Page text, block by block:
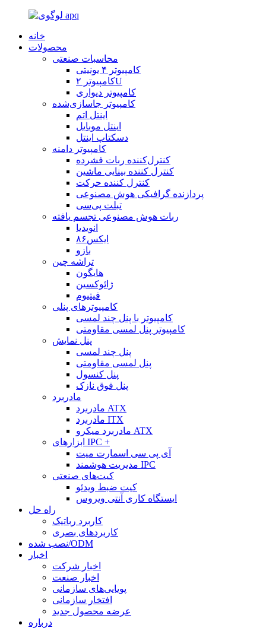
خانه
محصولات
محاسبات صنعتی
کامپیوتر ۴ یونیتی
کامپیوتر ۲U
کامپیوتر دیواری
کامپیوتر جاسازی‌شده
اینتل اتم
اینتل موبایل
دسکتاپ اینتل
کامپیوتر دامنه
کنترل‌کننده ربات فشرده
کنترل کننده بینایی ماشین
کنترل کننده حرکت
پردازنده گرافیکی هوش مصنوعی
تبلت پی‌سی
ربات هوش مصنوعی تجسم یافته
انویدیا
ایکس۸۶
بازو
تراشه چین
هایگون
ژائوکسین
فیتیوم
کامپیوترهای پنلی
کامپیوتر با پنل چند لمسی
کامپیوتر پنل لمسی مقاومتی
پنل نمایش
پنل چند لمسی
پنل لمسی مقاومتی
پنل کنسول
پنل فوق نازک
مادربرد
مادربرد ATX
مادربرد ITX
مادربرد میکرو ATX
ابزارهای IPC +
آی پی سی اسمارت میت
مدیریت هوشمند IPC
کیت‌های صنعتی
کیت ضبط ویدئو
ایستگاه کاری آنتی ویروس
راه حل
کاربرد رباتیک
کاربردهای بصری
نصب شده/ODM
اخبار
اخبار شرکت
اخبار صنعت
پویایی‌های سازمانی
افتخار سازمانی
عرضه محصول جدید
درباره